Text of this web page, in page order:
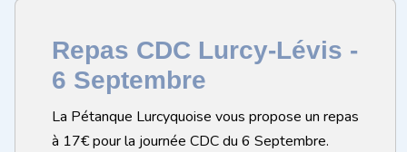
Repas CDC Lurcy-Lévis -
6 Septembre
La Pétanque Lurcyquoise vous propose un repas
à 17€ pour la journée CDC du 6 Septembre.